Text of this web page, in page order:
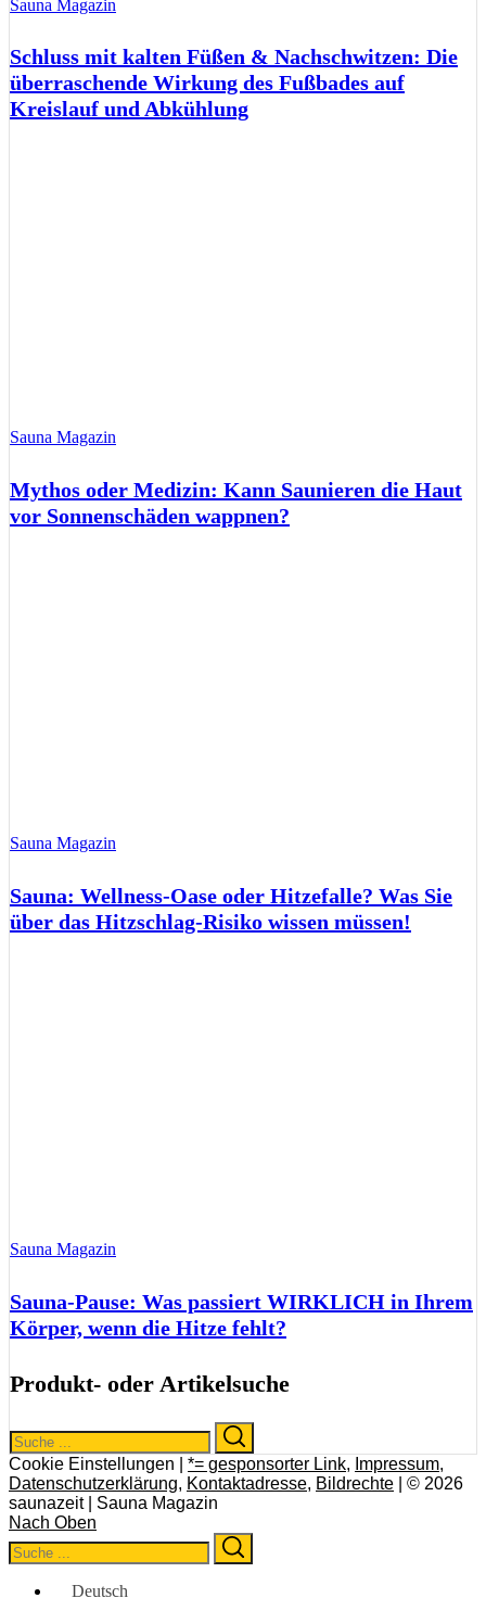
Sauna Magazin
Schluss mit kalten Füßen & Nachschwitzen: Die
überraschende Wirkung des Fußbades auf
Kreislauf und Abkühlung
Sauna Magazin
Mythos oder Medizin: Kann Saunieren die Haut
vor Sonnenschäden wappnen?
Sauna Magazin
Sauna: Wellness-Oase oder Hitzefalle? Was Sie
über das Hitzschlag-Risiko wissen müssen!
Sauna Magazin
Sauna-Pause: Was passiert WIRKLICH in Ihrem
Körper, wenn die Hitze fehlt?
Produkt- oder Artikelsuche
Search
for:
Cookie Einstellungen | *= gesponsorter Link, Impressum,
Datenschutzerklärung, Kontaktadresse, Bildrechte | © 2026
saunazeit | Sauna Magazin
Nach Oben
Search
for:
Deutsch